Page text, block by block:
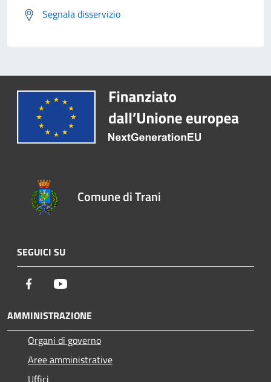
Segnala disservizio
Comune di Trani
SEGUICI SU
Facebook
AMMINISTRAZIONE
Organi di governo
Aree amministrative
Uffici